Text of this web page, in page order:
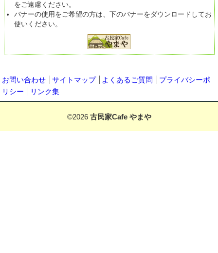
をご遠慮ください。
バナーの使用をご希望の方は、下のバナーをダウンロードしてお
使いください。
お問い合わせ サイトマップ よくあるご質問
プライバシーポ
リシー
リンク集
©2026 古民家Cafe やまや